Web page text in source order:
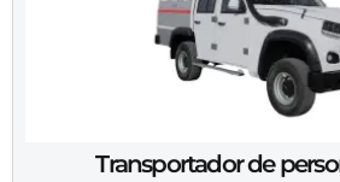
Transportador de